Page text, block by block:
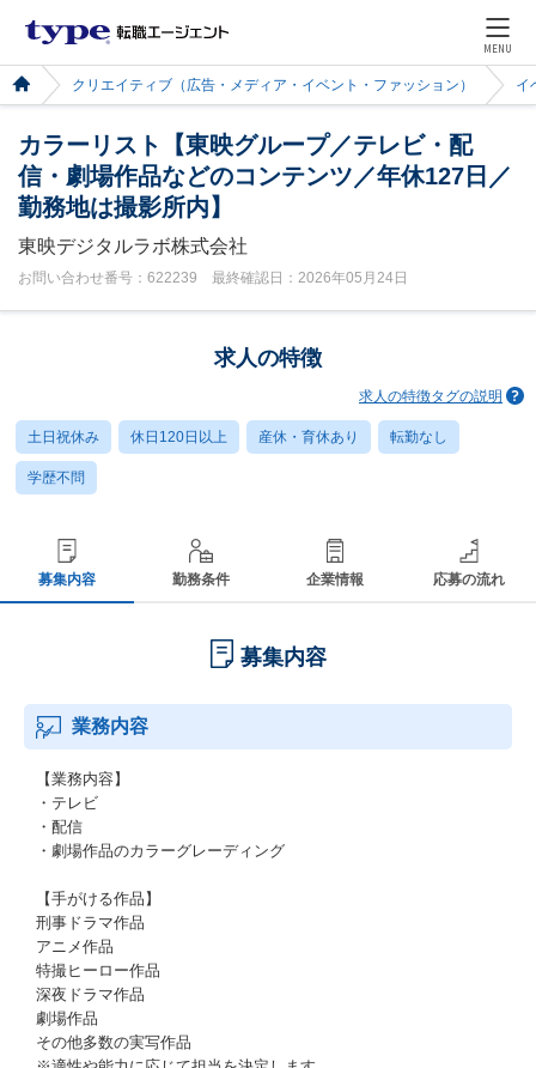
MENU
クリエイティブ（広告・メディア・イベント・ファッション） イ
カラーリスト【東映グループ／テレビ・配
信・劇場作品などのコンテンツ／年休127日／
勤務地は撮影所内】
東映デジタルラボ株式会社
お問い合わせ番号：622239 最終確認日：2026年05月24日
求人の特徴
求人の特徴タグの説明
土日祝休み 休日120日以上 産休・育休あり 転勤なし
学歴不問
募集内容 勤務条件 企業情報 応募の流れ
募集内容
業務内容
【業務内容】
・テレビ
・配信
・劇場作品のカラーグレーディング
【手がける作品】
刑事ドラマ作品
アニメ作品
特撮ヒーロー作品
深夜ドラマ作品
劇場作品
その他多数の実写作品